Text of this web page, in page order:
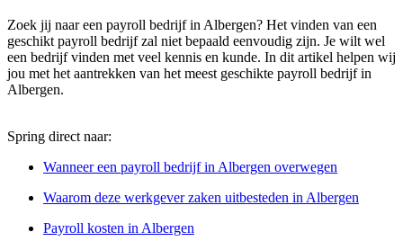
Zoek jij naar een payroll bedrijf in Albergen? Het vinden van een
geschikt payroll bedrijf zal niet bepaald eenvoudig zijn. Je wilt wel
een bedrijf vinden met veel kennis en kunde. In dit artikel helpen wij
jou met het aantrekken van het meest geschikte payroll bedrijf in
Albergen.
Spring direct naar:
Wanneer een payroll bedrijf in Albergen overwegen
Waarom deze werkgever zaken uitbesteden in Albergen
Payroll kosten in Albergen